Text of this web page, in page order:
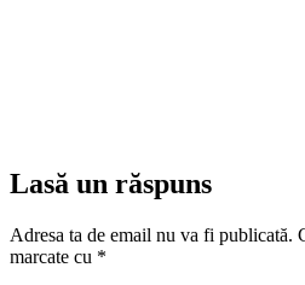
Lasă un răspuns
Adresa ta de email nu va fi publicată.
marcate cu *